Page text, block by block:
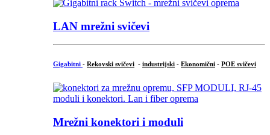
LAN mrežni svičevi
Gigabitni - Rekovski svičevi - industrijski - Ekonomični - POE svičevi
Mrežni konektori i moduli